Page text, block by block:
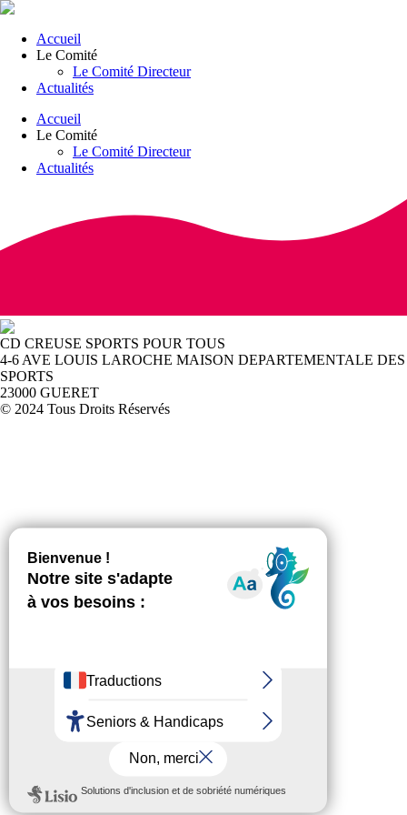
Accueil
Le Comité
Le Comité Directeur
Actualités
Accueil
Le Comité
Le Comité Directeur
Actualités
CD CREUSE SPORTS POUR TOUS
4-6 AVE LOUIS LAROCHE MAISON DEPARTEMENTALE DES
SPORTS
23000 GUERET
© 2024 Tous Droits Réservés